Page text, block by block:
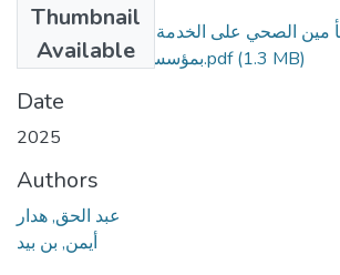
Thumbnail
Available
مين الصحي على الخدمة العملاء دراسة حالة
بمؤسسة الصندوق الوطني.pdf(1.3 MB)
Date
2025
Authors
عبد الحق, هدار
أيمن, بن بيد